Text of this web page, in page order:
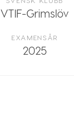
VTIF-Grimslöv
EXAMENSÅR
2025